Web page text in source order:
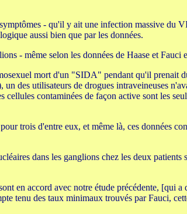
- qu'il y ait une infection massive du
aussi bien que par les données.
- même selon les données de Haase et Fauci
mort d'un "SIDA" pendant qu'il prenait
des utilisateurs de drogues intraveineuses
contaminées de façon active sont les
trois d'entre eux, et même là, ces données
dans les ganglions chez les deux patients
en accord avec notre étude précédente, [qui
tenu des taux minimaux trouvés par Fauci,